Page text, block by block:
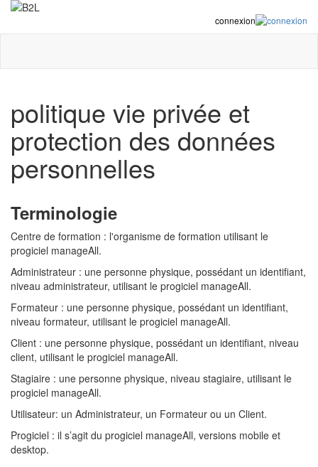
connexion
politique vie privée et
protection des données
personnelles
Terminologie
Centre de formation : l'organisme de formation utilisant le
progiciel manageAll.
Administrateur : une personne physique, possédant un identifiant,
niveau administrateur, utilisant le progiciel manageAll.
Formateur : une personne physique, possédant un identifiant,
niveau formateur, utilisant le progiciel manageAll.
Client : une personne physique, possédant un identifiant, niveau
client, utilisant le progiciel manageAll.
Stagiaire : une personne physique, niveau stagiaire, utilisant le
progiciel manageAll.
Utilisateur: un Administrateur, un Formateur ou un Client.
Progiciel : il s’agit du progiciel manageAll, versions mobile et
desktop.